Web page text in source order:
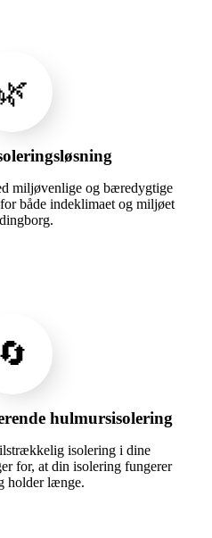
miljøvenlige og bæredygtige
både indeklimaet og miljøet
🔄
hulmursisolering
isolering i dine
for, at din isolering fungerer
holder længe.